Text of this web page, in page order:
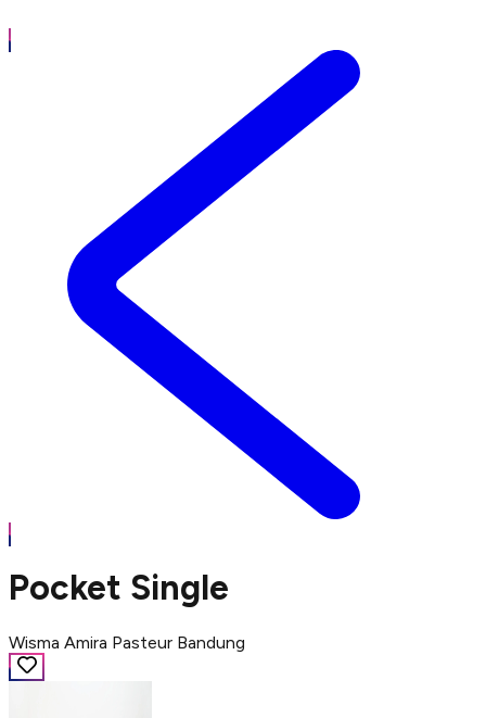
Pocket Single
Wisma Amira Pasteur Bandung